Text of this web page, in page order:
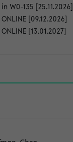
W0-135 [25.11.2026]
[09.12.2026]
[13.01.2027]